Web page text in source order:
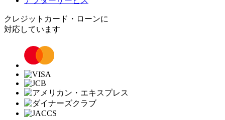
クレジットカード・ローンに
対応しています